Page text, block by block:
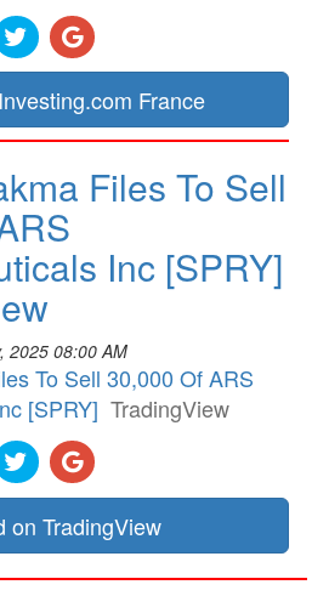
France
Files To Sell
Inc [SPRY]
2025 08:00 AM
To Sell 30,000 Of ARS
[SPRY] TradingView
on TradingView